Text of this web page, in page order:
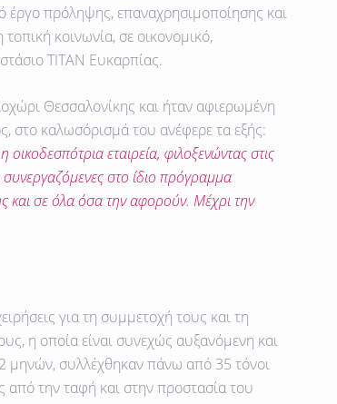
έργοπρόληψης, επαναχρησιμοποίησης και
κοινωνία, σε οικονομικό,
ΤΙΤΑΝ Ευκαρπίας.
Θεσσαλονίκης και ήταν αφιερωμένη
στο καλωσόρισμά του ανέφερε τα εξής:
οικοδεσπότρια εταιρεία, φιλοξενώντας στις
στο ίδιο πρόγραμμα
και σε όλα όσα την αφορούν. Μέχρι την
για τη συμμετοχή τους και τη
η οποία είναι συνεχώς αυξανόμενη και
μηνών, συλλέχθηκαν πάνω από 35 τόνοι
την ταφή και στην προστασία του